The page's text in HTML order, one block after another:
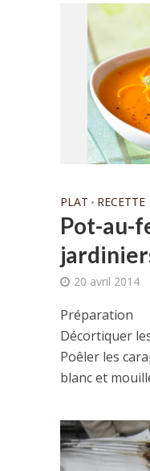
PLAT • RECETTE
Pot-au-
20 avril 2014
Préparation
Décortiquer
Poêler les
blanc et